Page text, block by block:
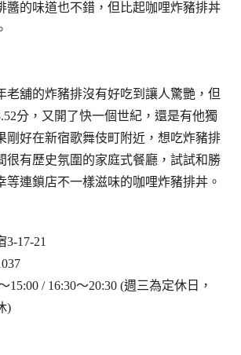
醬的味道也不錯，但比起咖哩炸豬排丼
老舖的炸豬排沒有好吃到讓人驚艷，但
分，又開了快一個世紀，還是有他獨
剛好在新宿歌舞伎町附近，想吃炸豬排
很有歷史氛圍的家庭式餐廳，試試和勝
等連鎖店不一樣滋味的咖哩炸豬排丼。
17-21
15:00 / 16:30～20:30 (週三為定休日，
)